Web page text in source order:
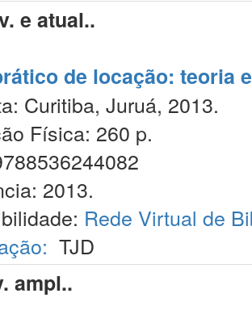
e atual..
de locação: teoria
Curitiba, Juruá, 2013.
Física: 260 p.
2013.
Rede Virtual de
TJD
ampl..